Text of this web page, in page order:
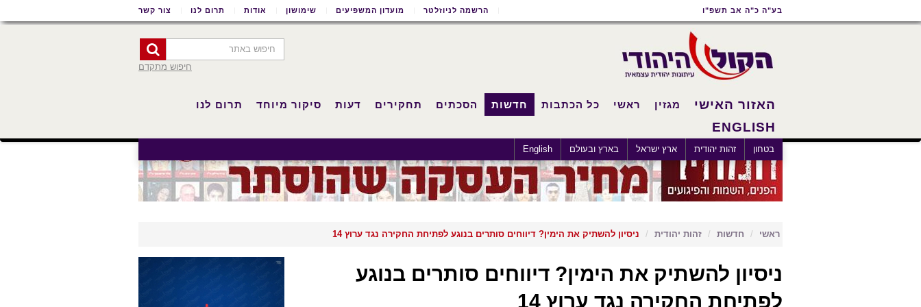
נגישות
ראשי
ראשי
בע"ה כ"ה אב תשפ"ו הרשמה לניוזלטר מועדון המשפיעים שימושון אודות תרום לנו צור קשר
חיפוש מתקדם
האזור האישי מגזין ראשי כל הכתבות חדשות
בטחון זהות יהודית ארץ ישראל בארץ ובעולם English
הסכתים תחקירים דעות סיקור מיוחד תרום לנו
ENGLISH
ראשי חדשות זהות יהודית ניסיון להשתיק את הימין? דיווחים סותרים בנוגע לפתיחת החקירה נגד ערוץ 14
ניסיון להשתיק את הימין? דיווחים סותרים בנוגע
לפתיחת החקירה נגד ערוץ 14